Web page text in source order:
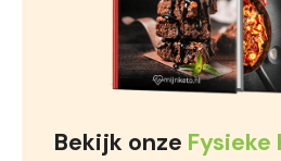
Bekijk onze Fysieke